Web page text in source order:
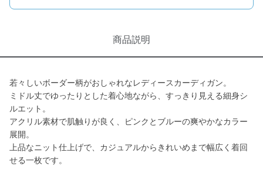
商品説明
若々しいボーダー柄がおしゃれなレディースカーディガン。
ミドル丈でゆったりとした着心地ながら、すっきり見える細身シ
ルエット。
アクリル素材で肌触りが良く、ピンクとブルーの爽やかなカラー
展開。
上品なニット仕上げで、カジュアルからきれいめまで幅広く着回
せる一枚です。